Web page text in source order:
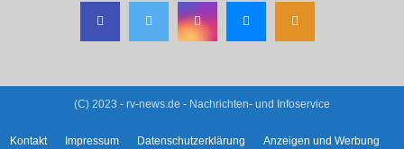
(C) 2023 - rv-news.de - Nachrichten- und Infoservice
Kontakt Impressum Datenschutzerklärung
Anzeigen und Werbung